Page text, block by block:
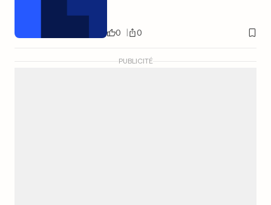
0 0
PUBLICITÉ